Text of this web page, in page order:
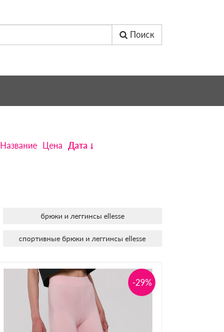
Поиск
Название Цена Дата
брюки и леггинсы ellesse
спортивные брюки и леггинсы ellesse
-29%